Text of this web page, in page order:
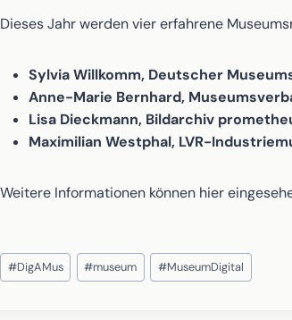
Dieses Jahr werden vier erfahrene
Sylvia Willkomm, Deutscher
Anne-Marie Bernhard,
Lisa Dieckmann, Bildarchiv
Maximilian Westphal, LVR-
Weitere Informationen können hier
Schlagworte:
#DigAMus #museum #MuseumDigital